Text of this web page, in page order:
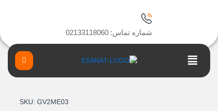
شماره تماس: 02133118060
Main
SKU: GV2ME03